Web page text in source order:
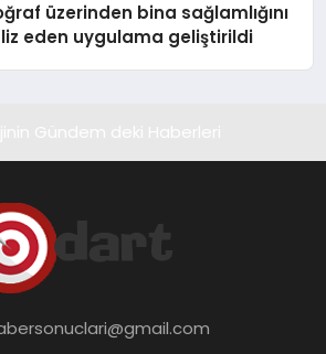
üzerinden bina sağlamlığını
eden uygulama geliştirildi